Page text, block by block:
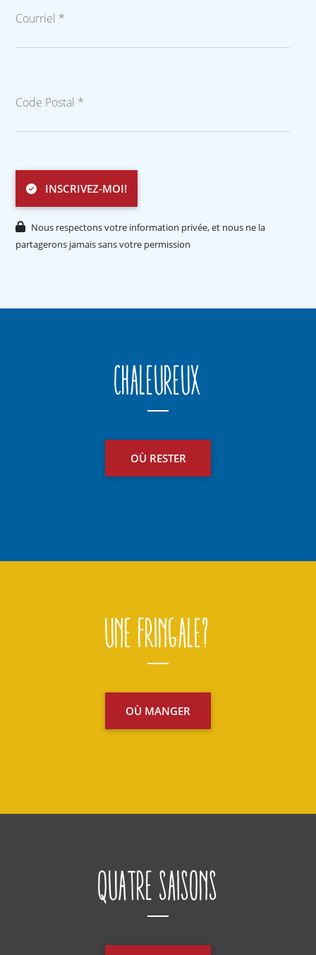
Courriel *
Code Postal *
INSCRIVEZ-MOI!
Nous respectons votre information privée, et nous ne la
partagerons jamais sans votre permission
Chaleureux
OÙ RESTER
Une fringale?
OÙ MANGER
Quatre saisons